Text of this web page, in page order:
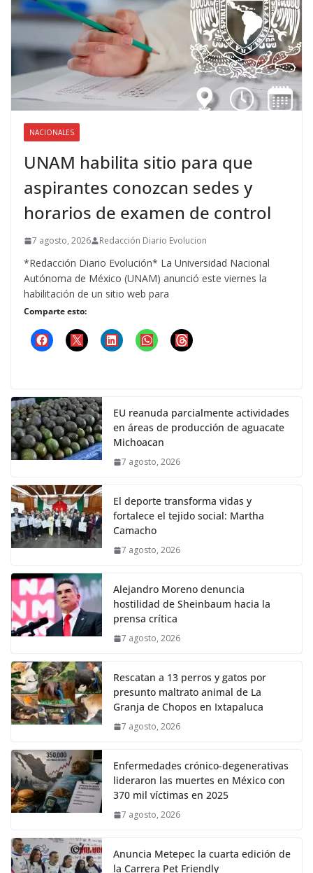
NACIONALES
UNAM habilita sitio para que
aspirantes conozcan sedes y
horarios de examen de control
7 agosto, 2026 Redacción Diario Evolucion
*Redacción Diario Evolución* La Universidad Nacional
Autónoma de México (UNAM) anunció este viernes la
habilitación de un sitio web para
Comparte esto:
EU reanuda parcialmente actividades
en áreas de producción de aguacate
Michoacan
7 agosto, 2026
El deporte transforma vidas y
fortalece el tejido social: Martha
Camacho
7 agosto, 2026
Alejandro Moreno denuncia
hostilidad de Sheinbaum hacia la
prensa crítica
7 agosto, 2026
Rescatan a 13 perros y gatos por
presunto maltrato animal de La
Granja de Chopos en Ixtapaluca
7 agosto, 2026
Enfermedades crónico-degenerativas
lideraron las muertes en México con
370 mil víctimas en 2025
7 agosto, 2026
Anuncia Metepec la cuarta edición de
la Carrera Pet Friendly